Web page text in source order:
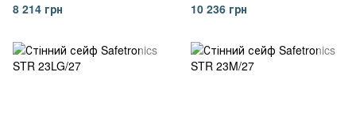
8 214 грн 10 236 грн